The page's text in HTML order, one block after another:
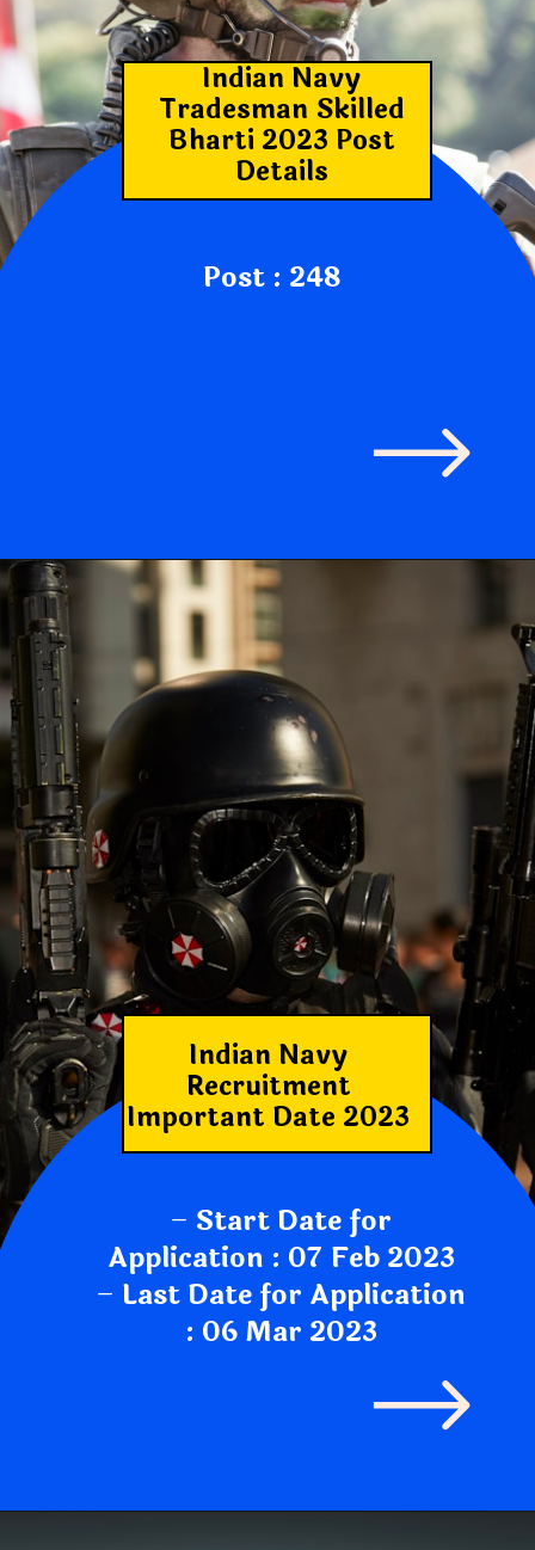
Indian Navy
Tradesman Skilled
Bharti 2023 Post
Details
Post : 248
Indian Navy
Recruitment
Important Date 2023
– Start Date for
Application : 07 Feb 2023
– Last Date for Application
: 06 Mar 2023